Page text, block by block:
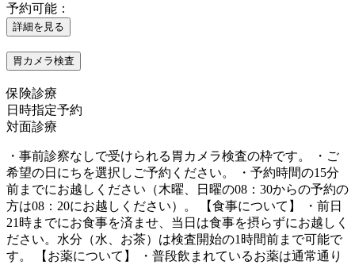
予約可能：
詳細を見る
胃カメラ検査
保険診療
日時指定予約
対面診療
・事前診察なしで受けられる胃カメラ検査の枠です。 ・ご
希望の日にちを選択しご予約ください。 ・予約時間の15分
前までにお越しください（木曜、日曜の08：30からの予約の
方は08：20にお越しください）。 【食事について】 ・前日
21時までにお食事を済ませ、当日は食事を摂らずにお越しく
ださい。水分（水、お茶）は検査開始の1時間前まで可能で
す。 【お薬について】 ・普段飲まれているお薬は通常通り